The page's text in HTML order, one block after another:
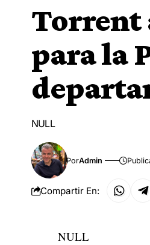
Torrent
para la
NULL
PorAdmin
Compartir En:
NULL